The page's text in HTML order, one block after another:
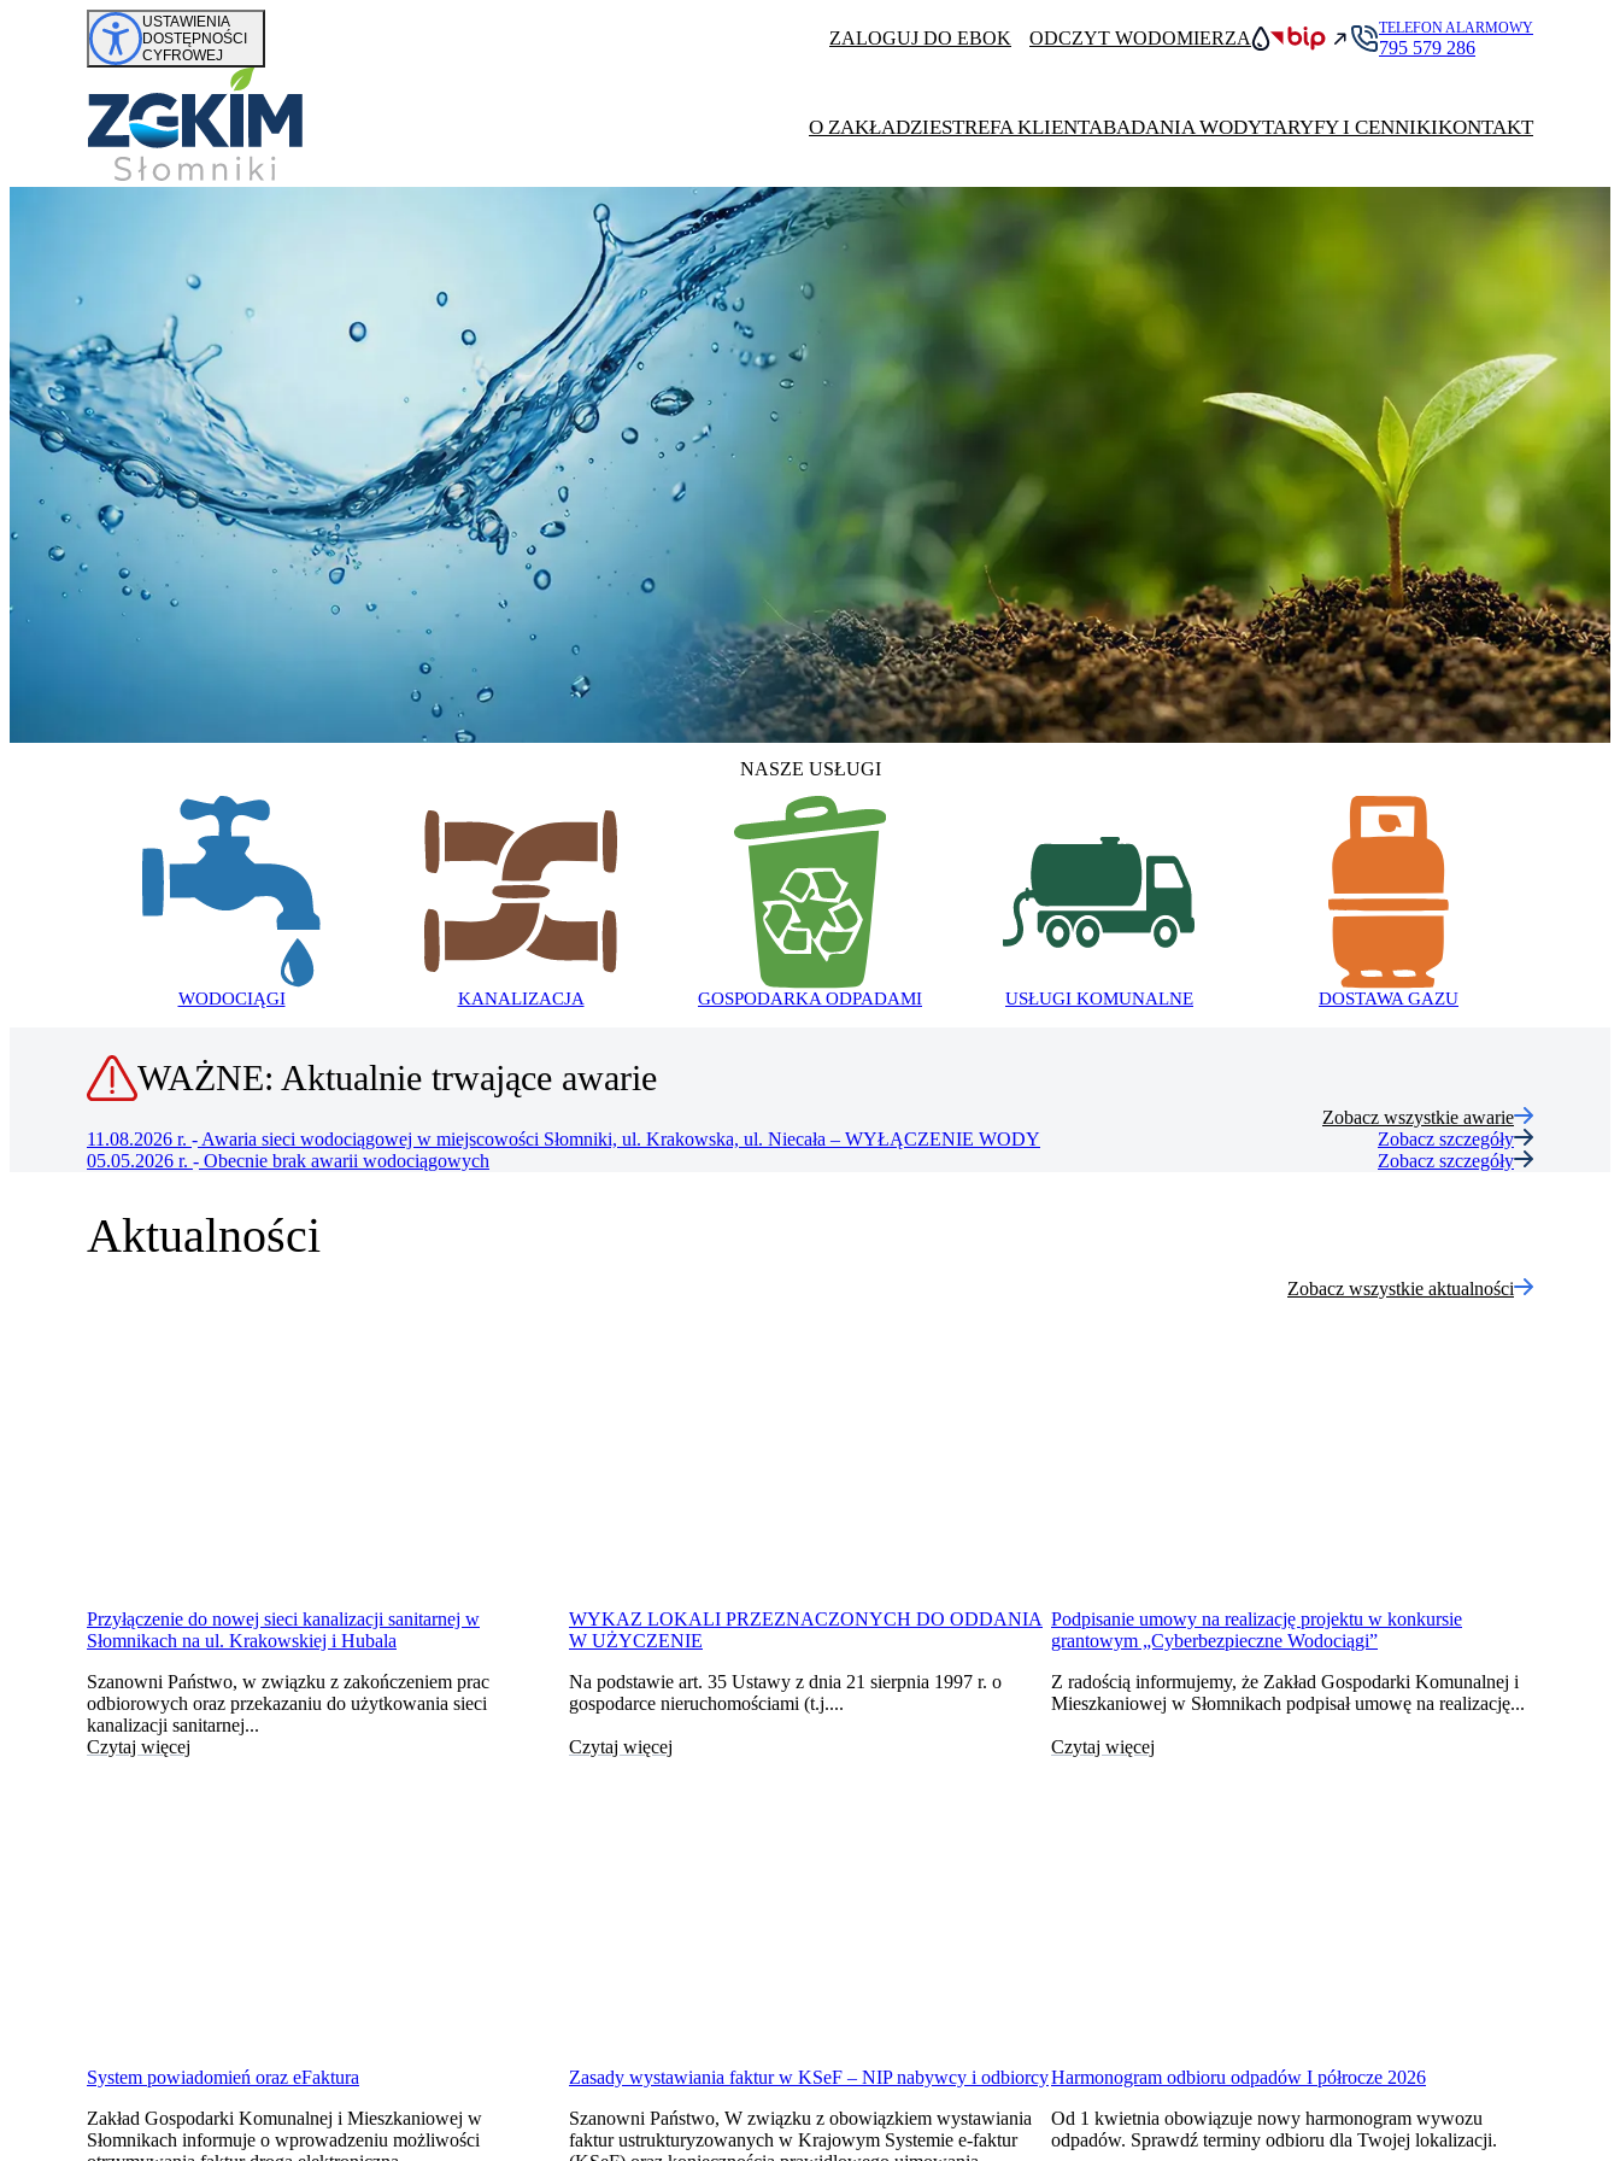
Przejdź do treści USTAWIENIA
DOSTĘPNOŚCI
CYFROWEJ
ZALOGUJ DO EBOK ODCZYT WODOMIERZA
TELEFON ALARMOWY
795 579 286
O ZAKŁADZIESTREFA KLIENTABADANIA WODYTARYFY I CENNIKIKONTAKT
KOMUNALNEJ
I MIESZKANIOWEJ
W SŁOMNIKACH
NASZE USŁUGI
WODOCIĄGI KANALIZACJA GOSPODARKA ODPADAMI USŁUGI KOMUNALNE DOSTAWA GAZU
WAŻNE: Aktualnie trwające awarie
Zobacz wszystkie awarie
11.08.2026 r. - Awaria sieci wodociągowej w miejscowości Słomniki, ul. Krakowska, ul. Niecała – WYŁĄCZENIE WODY
Zobacz szczegóły
05.05.2026 r. - Obecnie brak awarii wodociągowych Zobacz szczegóły
Aktualności
Zobacz wszystkie aktualności
Przyłączenie do nowej sieci kanalizacji sanitarnej w
Słomnikach na ul. Krakowskiej i Hubala
Szanowni Państwo, w związku z zakończeniem prac
odbiorowych oraz przekazaniu do użytkowania sieci
kanalizacji sanitarnej...
Czytaj więcej
WYKAZ LOKALI PRZEZNACZONYCH DO ODDANIA
W UŻYCZENIE
Na podstawie art. 35 Ustawy z dnia 21 sierpnia 1997 r. o
gospodarce nieruchomościami (t.j....
Czytaj więcej
Podpisanie umowy na realizację projektu w konkursie
grantowym „Cyberbezpieczne Wodociągi”
Z radością informujemy, że Zakład Gospodarki Komunalnej i
Mieszkaniowej w Słomnikach podpisał umowę na realizację...
Czytaj więcej
System powiadomień oraz eFaktura
Zakład Gospodarki Komunalnej i Mieszkaniowej w
Słomnikach informuje o wprowadzeniu możliwości
Zasady wystawiania faktur w KSeF – NIP nabywcy i odbiorcy
Szanowni Państwo, W związku z obowiązkiem wystawiania
faktur ustrukturyzowanych w Krajowym Systemie e-faktur
Harmonogram odbioru odpadów I półrocze 2026
Od 1 kwietnia obowiązuje nowy harmonogram wywozu
odpadów. Sprawdź terminy odbioru dla Twojej lokalizacji.